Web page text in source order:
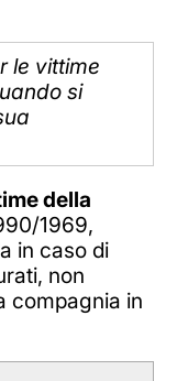
le vittime
si
della
1969,
in caso di
non
compagnia in